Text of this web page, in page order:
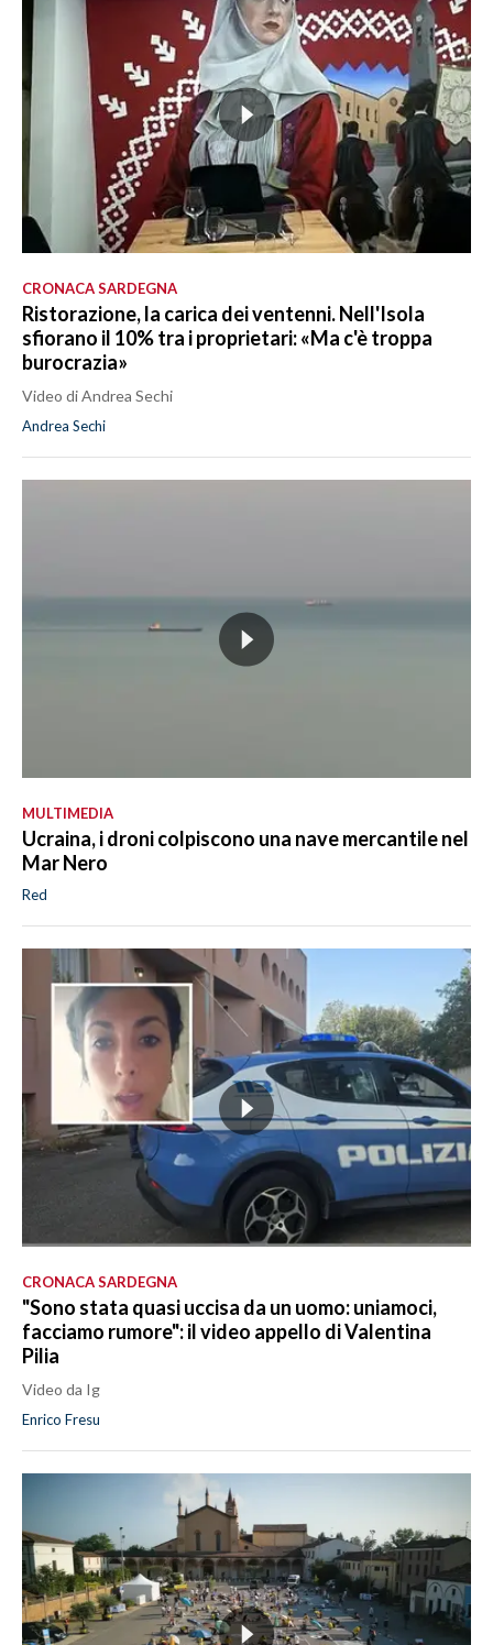
CRONACA SARDEGNA
Ristorazione, la carica dei ventenni. Nell'Isola
sfiorano il 10% tra i proprietari: «Ma c'è troppa
burocrazia»
Video di Andrea Sechi
Andrea Sechi
MULTIMEDIA
Ucraina, i droni colpiscono una nave mercantile nel
Mar Nero
Red
CRONACA SARDEGNA
"Sono stata quasi uccisa da un uomo: uniamoci,
facciamo rumore": il video appello di Valentina
Pilia
Video da Ig
Enrico Fresu